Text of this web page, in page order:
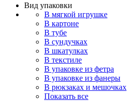
Вид упаковки
В мягкой игрушке
В картоне
В тубе
В сундучках
В шкатулках
В текстиле
В упаковке из фетра
В упаковке из фанеры
В рюкзаках и мешочках
Показать все